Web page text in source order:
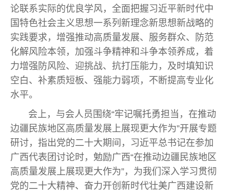
论联系实际的优良学风，全面把握习近平新时代中
国特色社会主义思想一系列新理念新思想新战略的
实践要求，增强推动高质量发展、服务群众、防范
化解风险本领，加强斗争精神和斗争本领养成，着
力增强防风险、迎挑战、抗打压能力，及时填知识
空白、补素质短板、强能力弱项，不断提高专业化
水平。
会上，与会人员围绕“牢记嘱托勇担当，在推动
边疆民族地区高质量发展上展现更大作为”开展专题
研讨，指出党的二十大期间，习近平总书记在参加
广西代表团讨论时，勉励广西“在推动边疆民族地区
高质量发展上展现更大作为”，为我们深入学习贯彻
党的二十大精神、奋力开创新时代壮美广西建设新